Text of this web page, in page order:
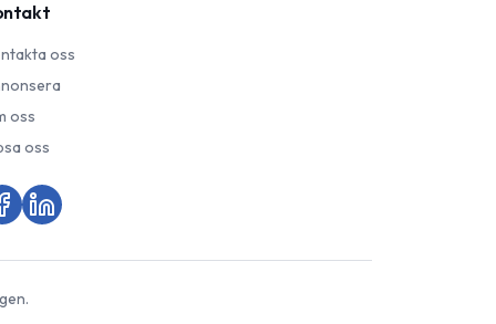
oss
oss
oss